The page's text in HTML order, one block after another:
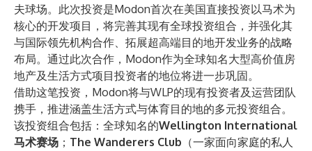
夫球场。此次投资是Modon首次在美国直接投资以马术为
核心的开发项目，将完善其现有全球投资组合，并强化其
与国际领先机构合作、拓展超高端目的地开发业务的战略
布局。通过此次合作，Modon作为全球知名大型高价值房
地产及生活方式项目投资者的地位将进一步巩固。
借助这笔投资，Modon将与WLP的现有投资者及运营团队
携手，推进涵盖生活方式与体育目的地的多元投资组合。
该投资组合包括：全球知名的Wellington International
马术赛场 ； The Wanderers Club （一家面向家庭的私人